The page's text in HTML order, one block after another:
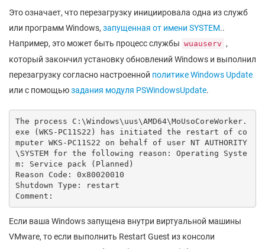
Это означает, что перезагрузку инициировала одна из служб
или программ Windows, запущенная от имени SYSTEM..
Например, это может быть процесс службы wuauserv ,
который закончил установку обновлений Windows и выполнил
перезагрузку согласно настроенной политике Windows Update
или с помощьюзадания модуля PSWindowsUpdate.
The process C:\Windows\uus\AMD64\MoUsoCoreWorker.
exe (WKS-PC11S22) has initiated the restart of co
mputer WKS-PC11S22 on behalf of user NT AUTHORITY
\SYSTEM for the following reason: Operating Syste
m: Service pack (Planned)
Reason Code: 0x80020010
Shutdown Type: restart
Comment:
Если ваша Windows запущена внутри виртуальной машины
VMware, то если выполнить Restart Guest из консоли